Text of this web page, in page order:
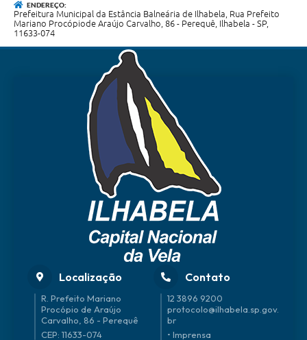
ENDEREÇO:
Prefeitura Municipal da Estância Balneária de Ilhabela, Rua Prefeito
Mariano Procópiode Araújo Carvalho, 86 - Perequê, Ilhabela - SP,
11633-074
Localização
R. Prefeito Mariano
Procópio de Araújo
Carvalho, 86 - Perequê
CEP: 11633-074
Contato
12 3896 9200
protocolo@ilhabela.sp.gov.
br
• Imprensa